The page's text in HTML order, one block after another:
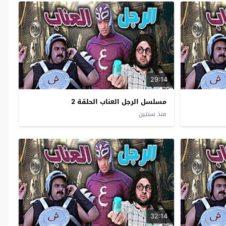
29:14
مسلسل الرجل العناب الحلقة 2
منذ سنتين
32:14